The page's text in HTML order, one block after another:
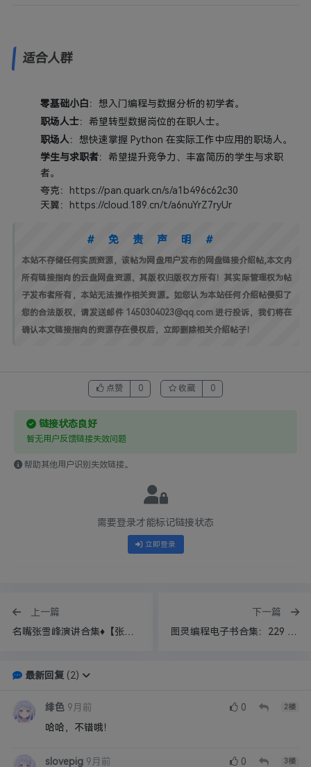
适合人群
零基础小白 ：想入门编程与数据分析的初学者。
职场人士：希望转型数据岗位的在职人士。
职场人 ：想快速掌握 Python 在实际工作中应用的职场人。
学生与求职者：希望提升竞争力、丰富简历的学生与求职
者。
夸克：
https://pan.quark.cn/s/a1b496c62c30
天翼：
https://cloud.189.cn/t/a6nuYrZ7ryUr
#免责声明#
本站不存储任何实质资源，该帖为网盘用户发布的网盘链接介绍帖,本文内
所有链接指向的云盘网盘资源，其版权归版权方所有！其实际管理权为帖
子发布者所有，本站无法操作相关资源。如您认为本站任何介绍帖侵犯了
您的合法版权，请发送邮件 1450304023@qq.com 进行投诉，我们将在
确认本文链接指向的资源存在侵权后，立即删除相关介绍帖子！
点赞 0 收藏 0
链接状态良好
暂无用户反馈链接失效问题
帮助其他用户识别失效链接。
需要登录才能标记链接状态
立即登录
上一篇
名嘴张雪峰演讲合集♦【张雪峰】【演讲】
下一篇
图灵编程电子书合集：229 本技术宝典，涵盖 Python、机器学习与全栈开发
最新回复 ( 2 )
绯色 9月前 0 2楼
哈哈，不错哦！
slovepig 9月前 0 3楼